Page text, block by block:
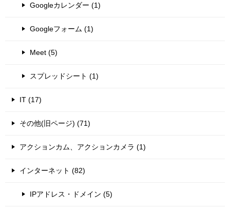
Googleカレンダー (1)
Googleフォーム (1)
Meet (5)
スプレッドシート (1)
IT (17)
その他(旧ページ) (71)
アクションカム、アクションカメラ (1)
インターネット (82)
IPアドレス・ドメイン (5)